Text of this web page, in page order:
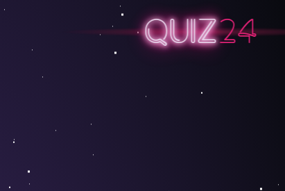
QUIZ24